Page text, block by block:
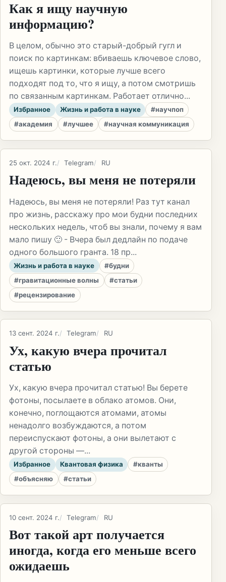
Как я ищу научную
информацию?
В целом, обычно это старый-добрый гугл и
поиск по картинкам: вбиваешь ключевое слово,
ищешь картинки, которые лучше всего
подходят под то, что я ищу, а потом смотришь
по связанным картинкам. Работает отлично...
Избранное Жизнь и работа в науке
#научпоп
#академия
#лучшее #научная коммуникация
25 окт. 2024 г. Telegram RU
Надеюсь, вы меня не потеряли
Надеюсь, вы меня не потеряли! Раз тут канал
про жизнь, расскажу про мои будни последних
нескольких недель, чтоб вы знали, почему я вам
мало пишу 🙂 - Вчера был дедлайн по подаче
одного большого гранта. 18 пр...
Жизнь и работа в науке
#будни
#гравитационные волны
#статьи
#рецензирование
13 сент. 2024 г. Telegram RU
Ух, какую вчера прочитал
статью
Ух, какую вчера прочитал статью! Вы берете
фотоны, посылаете в облако атомов. Они,
конечно, поглощаются атомами, атомы
ненадолго возбуждаются, а потом
переиспускают фотоны, а они вылетают с
другой стороны —...
Избранное Квантовая физика
#кванты
#объясняю
#статьи
10 сент. 2024 г. Telegram RU
Вот такой арт получается
иногда, когда его меньше всего
ожидаешь